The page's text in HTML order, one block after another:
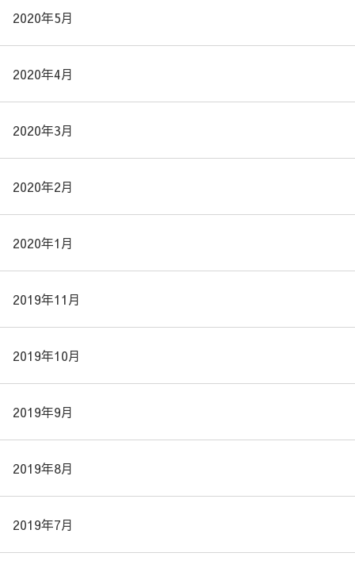
2020年5月
2020年4月
2020年3月
2020年2月
2020年1月
2019年11月
2019年10月
2019年9月
2019年8月
2019年7月